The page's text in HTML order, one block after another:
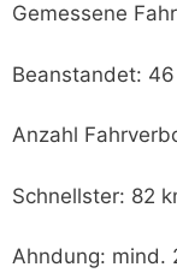
Gemessene
Beanstandet: 46
Anzahl
Schnellster: 82
Ahndung: mind.